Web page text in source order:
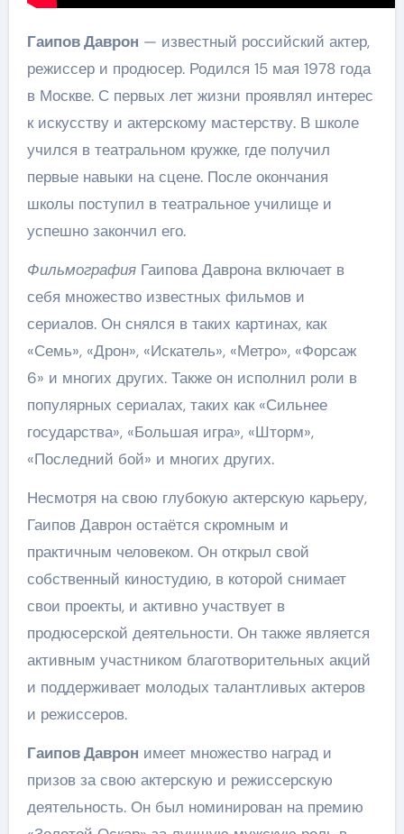
Гаипов Даврон — известный российский актер,
режиссер и продюсер. Родился 15 мая 1978 года
в Москве. С первых лет жизни проявлял интерес
к искусству и актерскому мастерству. В школе
учился в театральном кружке, где получил
первые навыки на сцене. После окончания
школы поступил в театральное училище и
успешно закончил его.
ФильмографияГаипова Даврона включает в
себя множество известных фильмов и
сериалов. Он снялся в таких картинах, как
«Семь», «Дрон», «Искатель», «Метро», «Форсаж
6» и многих других. Также он исполнил роли в
популярных сериалах, таких как «Сильнее
государства», «Большая игра», «Шторм»,
«Последний бой» и многих других.
Несмотря на свою глубокую актерскую карьеру,
Гаипов Даврон остаётся скромным и
практичным человеком. Он открыл свой
собственный киностудию, в которой снимает
свои проекты, и активно участвует в
продюсерской деятельности. Он также является
активным участником благотворительных акций
и поддерживает молодых талантливых актеров
и режиссеров.
Гаипов Даврон имеет множество наград и
призов за свою актерскую и режиссерскую
деятельность. Он был номинирован на премию